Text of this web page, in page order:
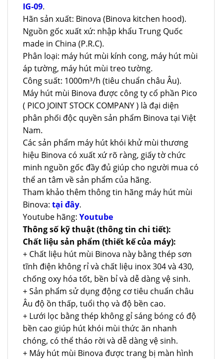
IG-09.
Hãn sản xuất: Binova (Binova kitchen hood).
Nguồn gốc xuất xứ: nhập khẩu Trung Quốc
made in China (P.R.C).
Phân loại: máy hút mùi kính cong, máy hút mùi
áp tường, máy hút mùi treo tường.
Công suất: 1000m³/h (tiêu chuẩn châu Âu).
Máy hút mùi Binova được công ty cổ phần Pico
( PICO JOINT STOCK COMPANY ) là đại diện
phân phối độc quyền sản phẩm Binova tại Việt
Nam.
Các sản phẩm máy hút khói khử mùi thương
hiệu Binova có xuất xứ rõ ràng, giấy tờ chức
minh nguồn gốc đầy đủ giúp cho người mua có
thể an tâm về sản phẩm của hãng.
Tham khảo thêm thông tin hãng máy hút mùi
Binova: tại đây.
Youtube hãng: Youtube
Thông số kỹ thuật (thông tin chi tiết):
Chất liệu sản phẩm (thiết kế của máy):
+ Chất liệu hút mùi Binova này bằng thép sơn
tĩnh điện không rỉ và chất liệu inox 304 và 430,
chống oxy hóa tốt, bền bỉ và dễ dàng vệ sinh.
+ Sản phẩm sử dụng động cơ tiêu chuẩn châu
Âu độ ồn thấp, tuổi thọ và độ bền cao.
+ Lưới lọc bằng thép không gỉ sáng bóng có độ
bền cao giúp hút khói mùi thức ăn nhanh
chóng, có thể tháo rời và dễ dàng vệ sinh.
+ Máy hút mùi Binova được trang bị màn hình